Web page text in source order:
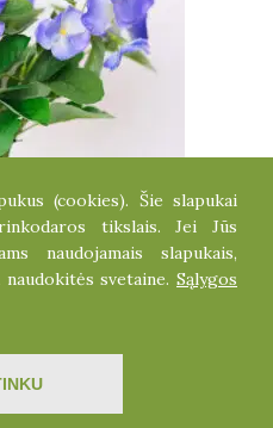
KRŪMELIS
dirbtinegele.lt
(cookies). Šie slapukai
tikslais. Jei Jūs
naudojamais slapukais,
svetaine. Sąlygos